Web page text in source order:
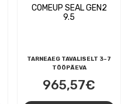
COMEUP SEAL GEN2
9.5
TARNEAEG TAVALISELT 3-7
TÖÖPÄEVA
965,57€